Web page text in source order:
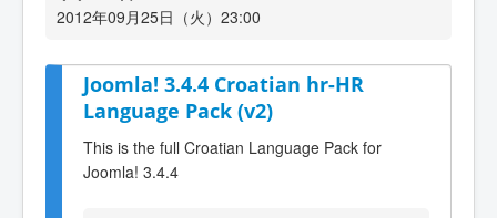
2012年09月25日（火）23:00
Joomla! 3.4.4 Croatian hr-HR
Language Pack (v2)
This is the full Croatian Language Pack for
Joomla! 3.4.4